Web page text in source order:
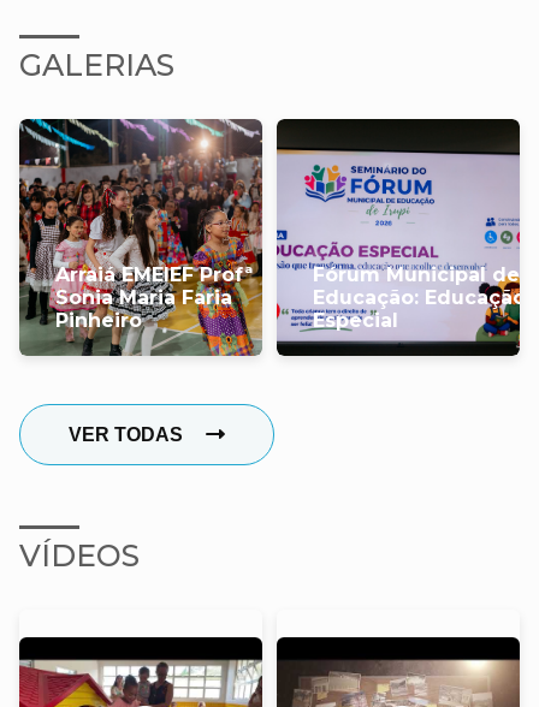
GALERIAS
Arraiá EMEIEF Profª
Sonia Maria Faria
Pinheiro
Fórum Municipal de
Educação: Educação
Especial
VER TODAS
VÍDEOS